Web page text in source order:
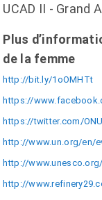
UCAD II - Grand
Plus
de la femme
http://bit.ly/1oOMHTt
https://
https://twitter.com/
http://www.un.org/en/
http://
http://